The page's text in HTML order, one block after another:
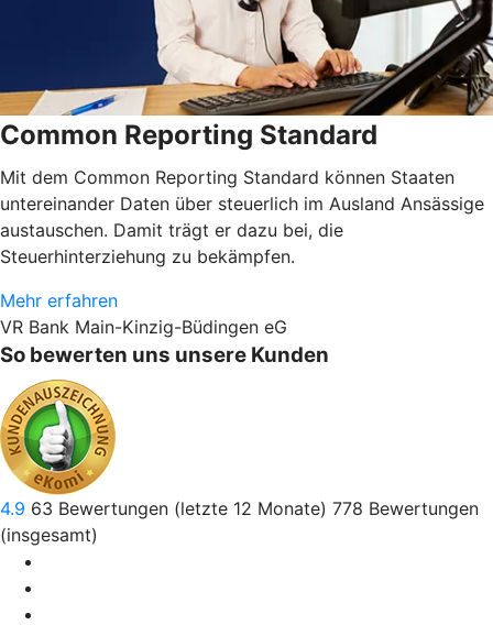
Common Reporting Standard
Mit dem Common Reporting Standard können Staaten
untereinander Daten über steuerlich im Ausland Ansässige
austauschen. Damit trägt er dazu bei, die
Steuerhinterziehung zu bekämpfen.
Mehr erfahren
VR Bank Main-Kinzig-Büdingen eG
So bewerten uns unsere Kunden
4.9 63 Bewertungen (letzte 12 Monate) 778 Bewertungen
(insgesamt)